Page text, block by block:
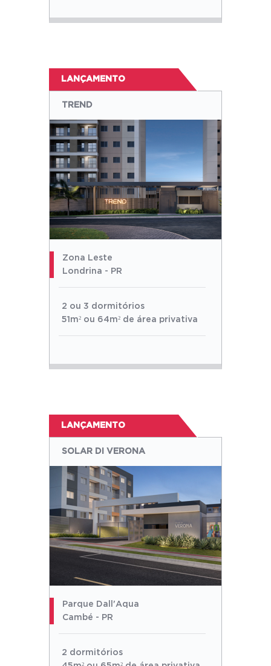
LANÇAMENTO
TREND
Zona Leste
Londrina - PR
2 ou 3 dormitórios
51m² ou 64m² de área privativa
LANÇAMENTO
SOLAR DI VERONA
Parque Dall'Aqua
Cambé - PR
2 dormitórios